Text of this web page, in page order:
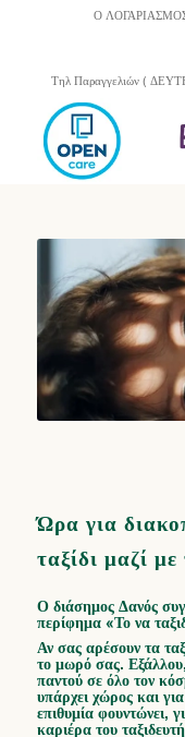
Ο
Τηλ Παραγγελιών (
Ώρα για
ταξίδι μαζί
Ο διάσημος Δανός
περίφημα «Το να
Αν σας αρέσουν τα
το μωρό σας.
παντού σε όλο τον
υπάρχει χώρος και
επιθυμία φουντώνει,
καριέρα του